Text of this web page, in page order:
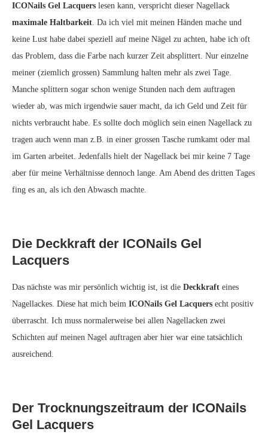
ICONails Gel Lacquers lesen kann, verspricht dieser Nagellack
maximale Haltbarkeit . Da ich viel mit meinen Händen mache und
keine Lust habe dabei speziell auf meine Nägel zu achten, habe ich oft
das Problem, dass die Farbe nach kurzer Zeit absplittert. Nur einzelne
meiner (ziemlich grossen) Sammlung halten mehr als zwei Tage.
Manche splittern sogar schon wenige Stunden nach dem auftragen
wieder ab, was mich irgendwie sauer macht, da ich Geld und Zeit für
nichts verbraucht habe. Es sollte doch möglich sein einen Nagellack zu
tragen auch wenn man z.B. in einer grossen Tasche rumkamt oder mal
im Garten arbeitet. Jedenfalls hielt der Nagellack bei mir keine 7 Tage
aber für meine Verhältnisse dennoch lange. Am Abend des dritten Tages
fing es an, als ich den Abwasch machte.
Die Deckkraft der ICONails Gel
Lacquers
Das nächste was mir persönlich wichtig ist, ist die Deckkraft eines
Nagellackes. Diese hat mich beim ICONails Gel Lacquers echt positiv
überrascht. Ich muss normalerweise bei allen Nagellacken zwei
Schichten auf meinen Nagel auftragen aber hier war eine tatsächlich
ausreichend.
Der Trocknungszeitraum der ICONails
Gel Lacquers